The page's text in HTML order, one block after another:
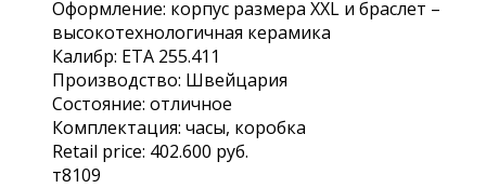
Оформление: корпус размера ХХL и браслет –
высокотехнологичная керамика
Калибр: ЕТА 255.411
Производство: Швейцария
Состояние: отличное
Комплектация: часы, коробка
Rеtаil рriсе: 402.600 руб.
т8109